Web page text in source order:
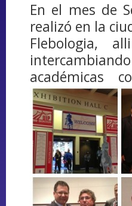
En el mes de
realizó en la
Flebologia,
académicas